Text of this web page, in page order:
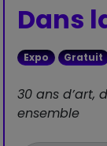
Dans
Expo Gratuit
30 ans d’art,
ensemble